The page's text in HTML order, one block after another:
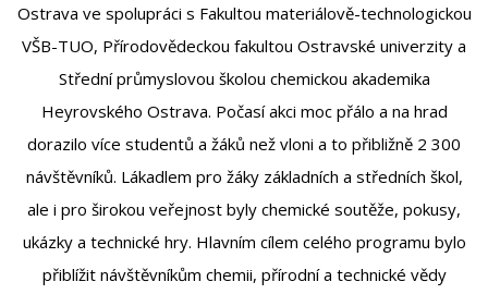
Ostrava ve spolupráci s Fakultou materiálově-technologickou
VŠB-TUO, Přírodovědeckou fakultou Ostravské univerzity a
Střední průmyslovou školou chemickou akademika
Heyrovského Ostrava. Počasí akci moc přálo a na hrad
dorazilo více studentů a žáků než vloni a to přibližně 2 300
návštěvníků. Lákadlem pro žáky základních a středních škol,
ale i pro širokou veřejnost byly chemické soutěže, pokusy,
ukázky a technické hry. Hlavním cílem celého programu bylo
přiblížit návštěvníkům chemii, přírodní a technické vědy